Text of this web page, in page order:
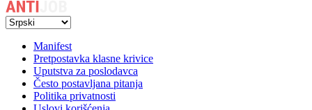
Manifest
Pretpostavka klasne krivice
Uputstva za poslodavca
Često postavljana pitanja
Politika privatnosti